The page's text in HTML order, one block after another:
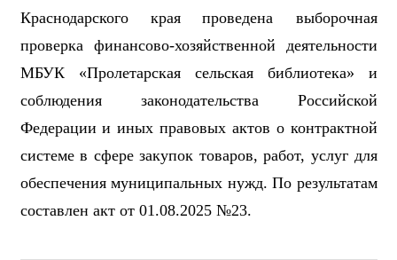
Краснодарского края
проведена выборочная
проверка финансово-хозяйственной деятельности
МБУК «Пролетарская сельская библиотека» и
соблюдения законодательства Российской
Федерации и иных правовых актов о контрактной
системе в сфере закупок товаров, работ, услуг для
обеспечения муниципальных нужд. По результатам
составлен акт от 01 .08.2025№23.